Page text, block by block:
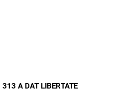
313 A DAT LIBERTATE